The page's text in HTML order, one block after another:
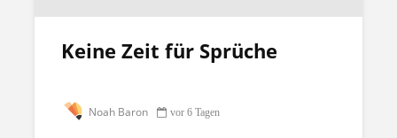
Keine Zeit für Sprüche
Noah Baron vor 6 Tagen